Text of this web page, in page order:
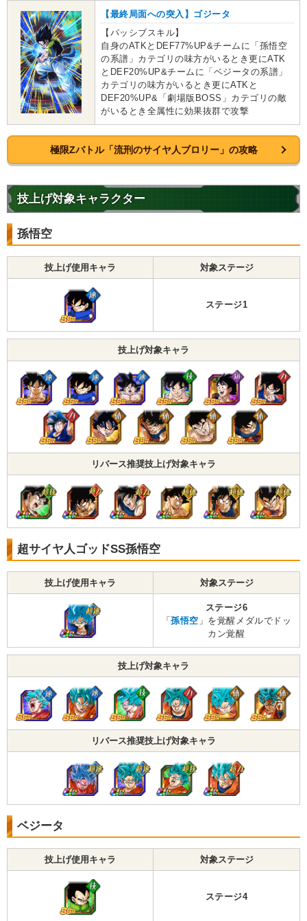
【最終局面への突入】ゴジータ
【パッシブスキル】
自身のATKとDEF77%UP&チームに「孫悟空
の系譜」カテゴリの味方がいるとき更にATK
とDEF20%UP&チームに「ベジータの系譜」
カテゴリの味方がいるとき更にATKと
DEF20%UP&「劇場版BOSS」カテゴリの敵
がいるとき全属性に効果抜群で攻撃
極限Zバトル「流刑のサイヤ人ブロリー」の攻略
技上げ対象キャラクター
孫悟空
技上げ使用キャラ 対象ステージ
ステージ1
技上げ対象キャラ
リバース推奨技上げ対象キャラ
超サイヤ人ゴッドSS孫悟空
技上げ使用キャラ 対象ステージ
ステージ6
「孫悟空 」を覚醒メダルでドッ
カン覚醒
技上げ対象キャラ
リバース推奨技上げ対象キャラ
ベジータ
技上げ使用キャラ 対象ステージ
ステージ4